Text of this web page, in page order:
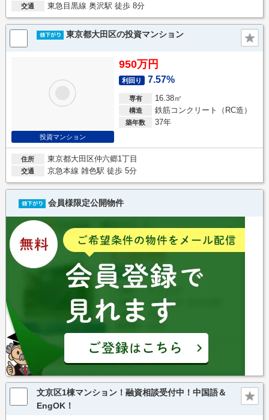
交通 東急目黒線 奥沢駅 徒歩 8分
東京都大田区の投資マンション
投資マンション
950万円
利回り 7.57%
専有 16.38㎡
構造 鉄筋コンクリート（RC造）
築年数 37年
住所 東京都大田区仲六郷1丁目
交通 京急本線 雑色駅 徒歩 5分
会員様限定公開物件
文京区1棟マンション！融資相談受付中！中国語＆
EngOK！